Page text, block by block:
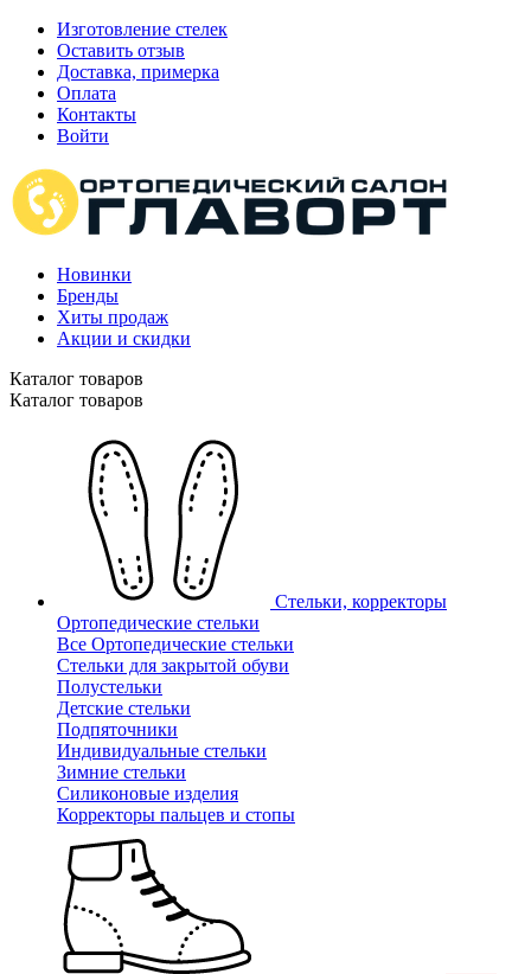
Изготовление стелек
Оставить отзыв
Доставка, примерка
Оплата
Контакты
Войти
Новинки
Бренды
Хиты продаж
Акции и скидки
Каталог товаров
Каталог товаров
Стельки, корректоры
Ортопедические стельки
Все Ортопедические стельки
Стельки для закрытой обуви
Полустельки
Детские стельки
Подпяточники
Индивидуальные стельки
Зимние стельки
Силиконовые изделия
Корректоры пальцев и стопы